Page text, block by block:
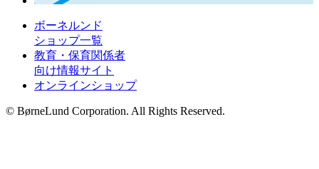
ボーネルンド
ショップ一覧
教育・保育関係者
向け情報サイト
オンラインショップ
© BørneLund Corporation. All Rights Reserved.